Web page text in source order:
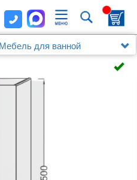
Мебель для ванной
Terrace EB1179D R,